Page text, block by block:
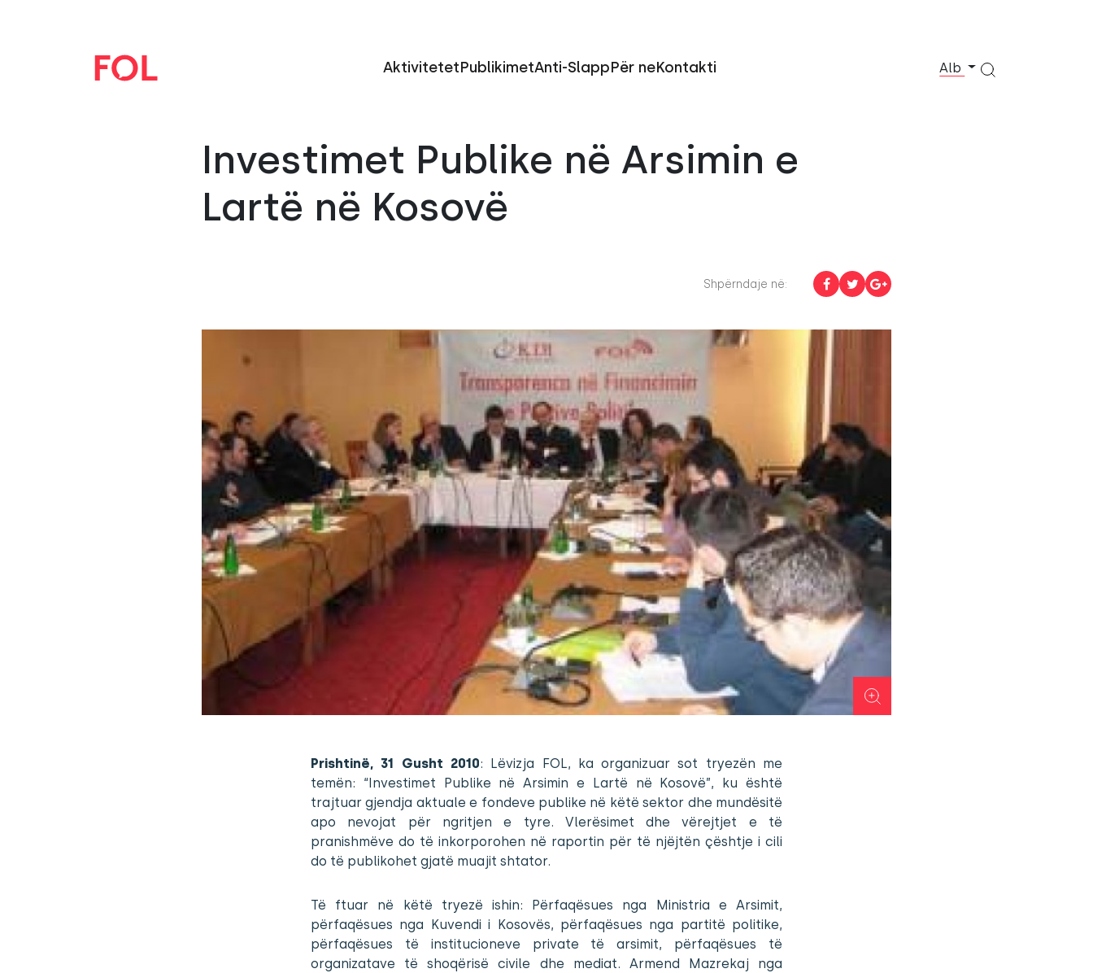
AktivitetetPublikimetAnti-SlappPër neKontakti Alb
Investimet Publike në Arsimin e
Lartë në Kosovë
Shpërndaje në:
Prishtinë, 31 Gusht 2010: Lëvizja FOL, ka organizuar sot tryezën me
temën: “Investimet Publike në Arsimin e Lartë në Kosovë”, ku është
trajtuar gjendja aktuale e fondeve publike në këtë sektor dhe mundësitë
apo nevojat për ngritjen e tyre. Vlerësimet dhe vërejtjet e të
pranishmëve do të inkorporohen në raportin për të njëjtën çështje i cili
do të publikohet gjatë muajit shtator.
Të ftuar në këtë tryezë ishin: Përfaqësues nga Ministria e Arsimit,
përfaqësues nga Kuvendi i Kosovës, përfaqësues nga partitë politike,
përfaqësues të institucioneve private të arsimit, përfaqësues të
organizatave të shoqërisë civile dhe mediat. Armend Mazrekaj nga